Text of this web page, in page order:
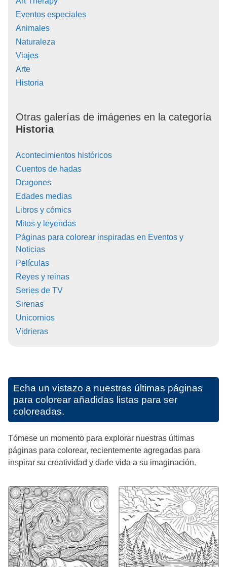
Eventos especiales
Animales
Naturaleza
Viajes
Arte
Historia
Otras galerías de imágenes en la categoría
Historia
Acontecimientos históricos
Cuentos de hadas
Dragones
Edades medias
Libros y cómics
Mitos y leyendas
Páginas para colorear inspiradas en Eventos y
Noticias
Películas
Reyes y reinas
Series de TV
Sirenas
Unicornios
Vidrieras
Echa un vistazo a nuestras últimas páginas
para colorear añadidas listas para ser
coloreadas.
Tómese un momento para explorar nuestras últimas
páginas para colorear, recientemente agregadas para
inspirar su creatividad y darle vida a su imaginación.